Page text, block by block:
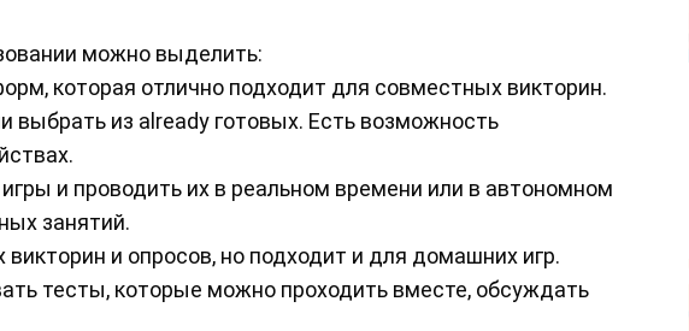
можно выделить:
которая отлично подходит для совместных викторин.
из already готовых. Есть возможность
и проводить их в реальном времени или в автономном
занятий.
и опросов, но подходит и для домашних игр.
тесты, которые можно проходить вместе, обсуждать